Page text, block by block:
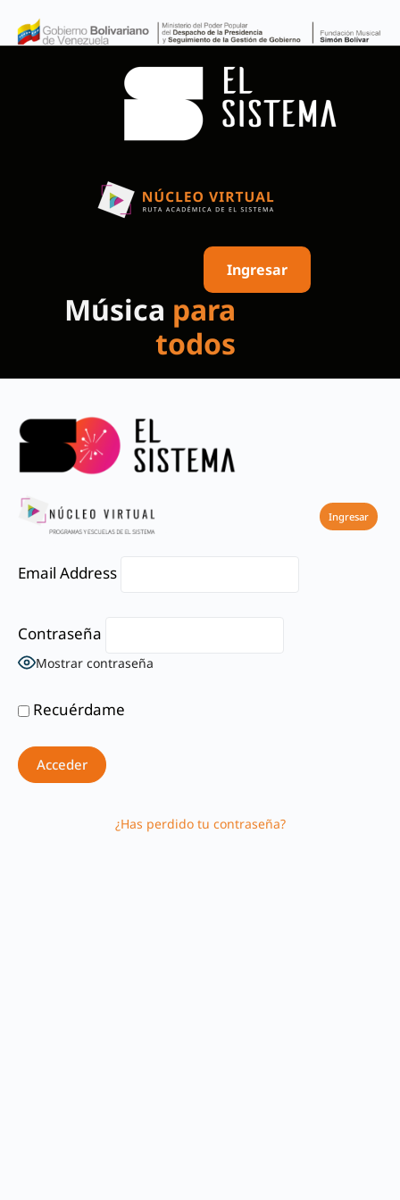
Ingresar
Música para
todos
Ingresar
Acceder
Email Address
Contraseña
Mostrar contraseña
Recuérdame
¿Has perdido tu contraseña?